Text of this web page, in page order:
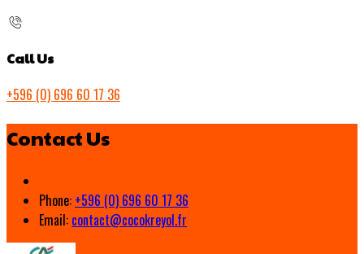
Call Us
+596 (0) 696 60 17 36
Contact Us
Phone: +596 (0) 696 60 17 36
Email: contact@cocokreyol.fr